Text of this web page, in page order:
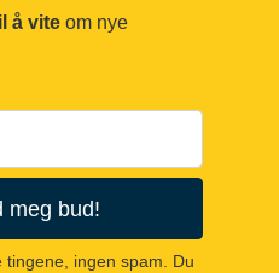
å vite om nye
meg bud!
ingen spam. Du